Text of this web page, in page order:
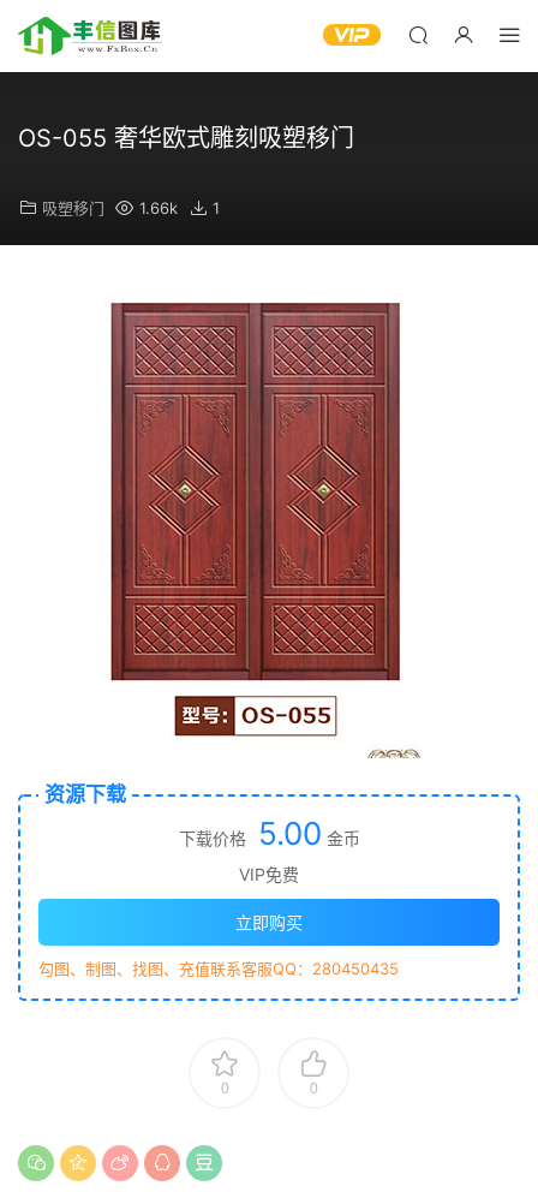
OS-055 奢华欧式雕刻吸塑移门
吸塑移门 1.66k 1
资源下载
下载价格 5.00 金币
VIP免费
立即购买
勾图、制图、找图、充值联系客服QQ：280450435
0 0